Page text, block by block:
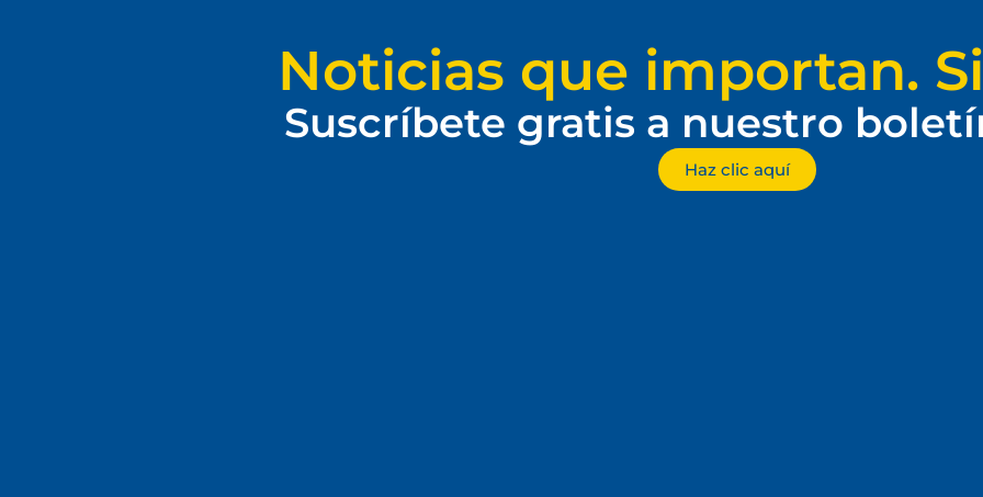
Noticias que importan.
Suscríbete gratis a nuestro
Haz clic aquí